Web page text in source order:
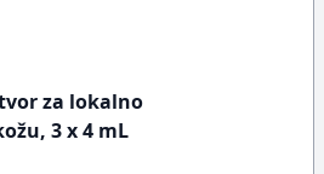
za lokalno
3 x 4 mL